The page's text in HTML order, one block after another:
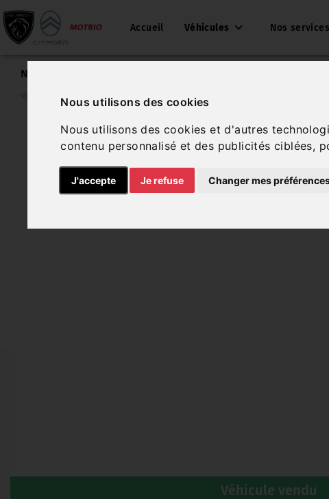
Nous utilisons des cookies
Nous utilisons des cookies et d'autres
contenu personnalisé et des publicités ciblées,
J'accepte Je refuse Changer mes
Accueil Véhicules Nos services
Nos véhicules
Véhicule vendu